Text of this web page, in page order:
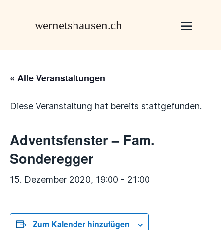
« Alle Veranstaltungen
Diese Veranstaltung hat bereits stattgefunden.
Adventsfenster – Fam.
Sonderegger
15. Dezember 2020, 19:00 - 21:00
Zum Kalender hinzufügen